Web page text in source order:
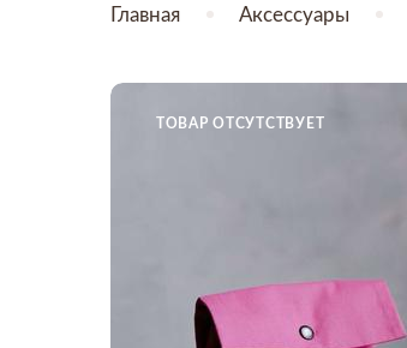
Главная Аксессуары
ТОВАР ОТСУТСТВУЕТ